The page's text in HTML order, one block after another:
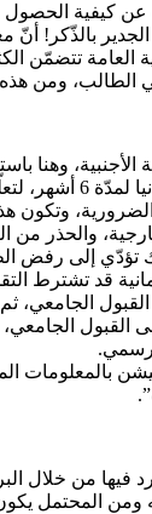
كيفية الحصول
بالذّكر! أنّ
العامة تتضمّن
الطالب، ومن
الأجنبية، وهنا
اللغة بإتقان.
الضرورية، وتكون
والحذر من
تؤدّي إلى رفض
قد تشترط
الجامعي،
القبول الجامعي،
بالمعلومات
فيها من خلال
ومن المحتمل